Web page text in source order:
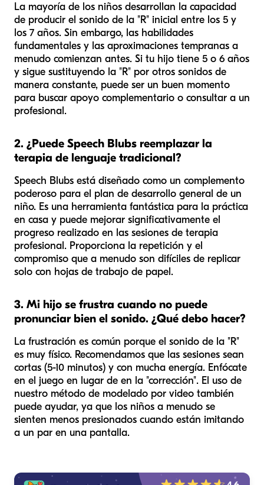
La mayoría de los niños desarrollan la capacidad
de producir el sonido de la "R" inicial entre los 5 y
los 7 años. Sin embargo, las habilidades
fundamentales y las aproximaciones tempranas a
menudo comienzan antes. Si tu hijo tiene 5 o 6 años
y sigue sustituyendo la "R" por otros sonidos de
manera constante, puede ser un buen momento
para buscar apoyo complementario o consultar a un
profesional.
2. ¿Puede Speech Blubs reemplazar la
terapia de lenguaje tradicional?
Speech Blubs está diseñado como un complemento
poderoso para el plan de desarrollo general de un
niño. Es una herramienta fantástica para la práctica
en casa y puede mejorar significativamente el
progreso realizado en las sesiones de terapia
profesional. Proporciona la repetición y el
compromiso que a menudo son difíciles de replicar
solo con hojas de trabajo de papel.
3. Mi hijo se frustra cuando no puede
pronunciar bien el sonido. ¿Qué debo hacer?
La frustración es común porque el sonido de la "R"
es muy físico. Recomendamos que las sesiones sean
cortas (5-10 minutos) y con mucha energía. Enfócate
en el juego en lugar de en la "corrección". El uso de
nuestro método de modelado por video también
puede ayudar, ya que los niños a menudo se
sienten menos presionados cuando están imitando
a un par en una pantalla.